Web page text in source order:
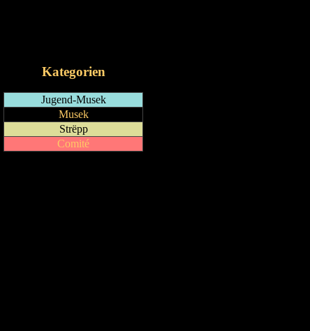
Kategorien
Jugend-Musek
Musek
Strëpp
Comité